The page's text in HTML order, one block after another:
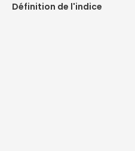
Définition de l'indice